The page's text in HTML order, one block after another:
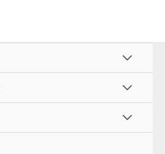
menú
menú